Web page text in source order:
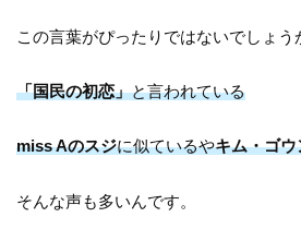
この言葉がぴったりではないでしょう
「国民の初恋」と言われている
miss Aのスジに似ているやキム・ゴウ
そんな声も多いんです。